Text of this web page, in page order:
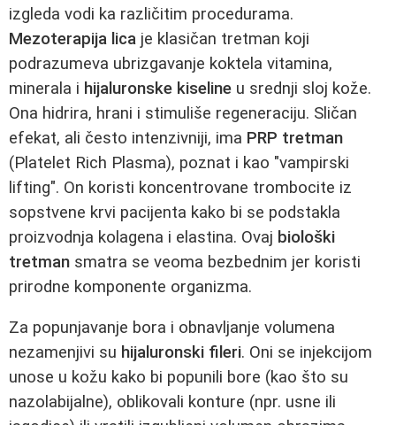
izgleda vodi ka različitim procedurama.
Mezoterapija lica je klasičan tretman koji
podrazumeva ubrizgavanje koktela vitamina,
minerala i hijaluronske kiseline u srednji sloj kože.
Ona hidrira, hrani i stimuliše regeneraciju. Sličan
efekat, ali često intenzivniji, ima PRP tretman
(Platelet Rich Plasma), poznat i kao "vampirski
lifting". On koristi koncentrovane trombocite iz
sopstvene krvi pacijenta kako bi se podstakla
proizvodnja kolagena i elastina. Ovaj biološki
tretman smatra se veoma bezbednim jer koristi
prirodne komponente organizma.
Za popunjavanje bora i obnavljanje volumena
nezamenjivi su hijaluronski fileri. Oni se injekcijom
unose u kožu kako bi popunili bore (kao što su
nazolabijalne), oblikovali konture (npr. usne ili